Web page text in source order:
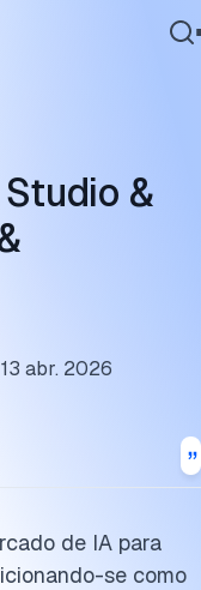
&
13 abr. 2026
de IA para
se como